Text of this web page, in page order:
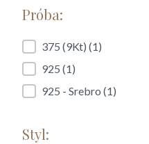
Próba:
Próba:375 (9Kt) (1)
925 (1)
925 - Srebro (1)
Styl: